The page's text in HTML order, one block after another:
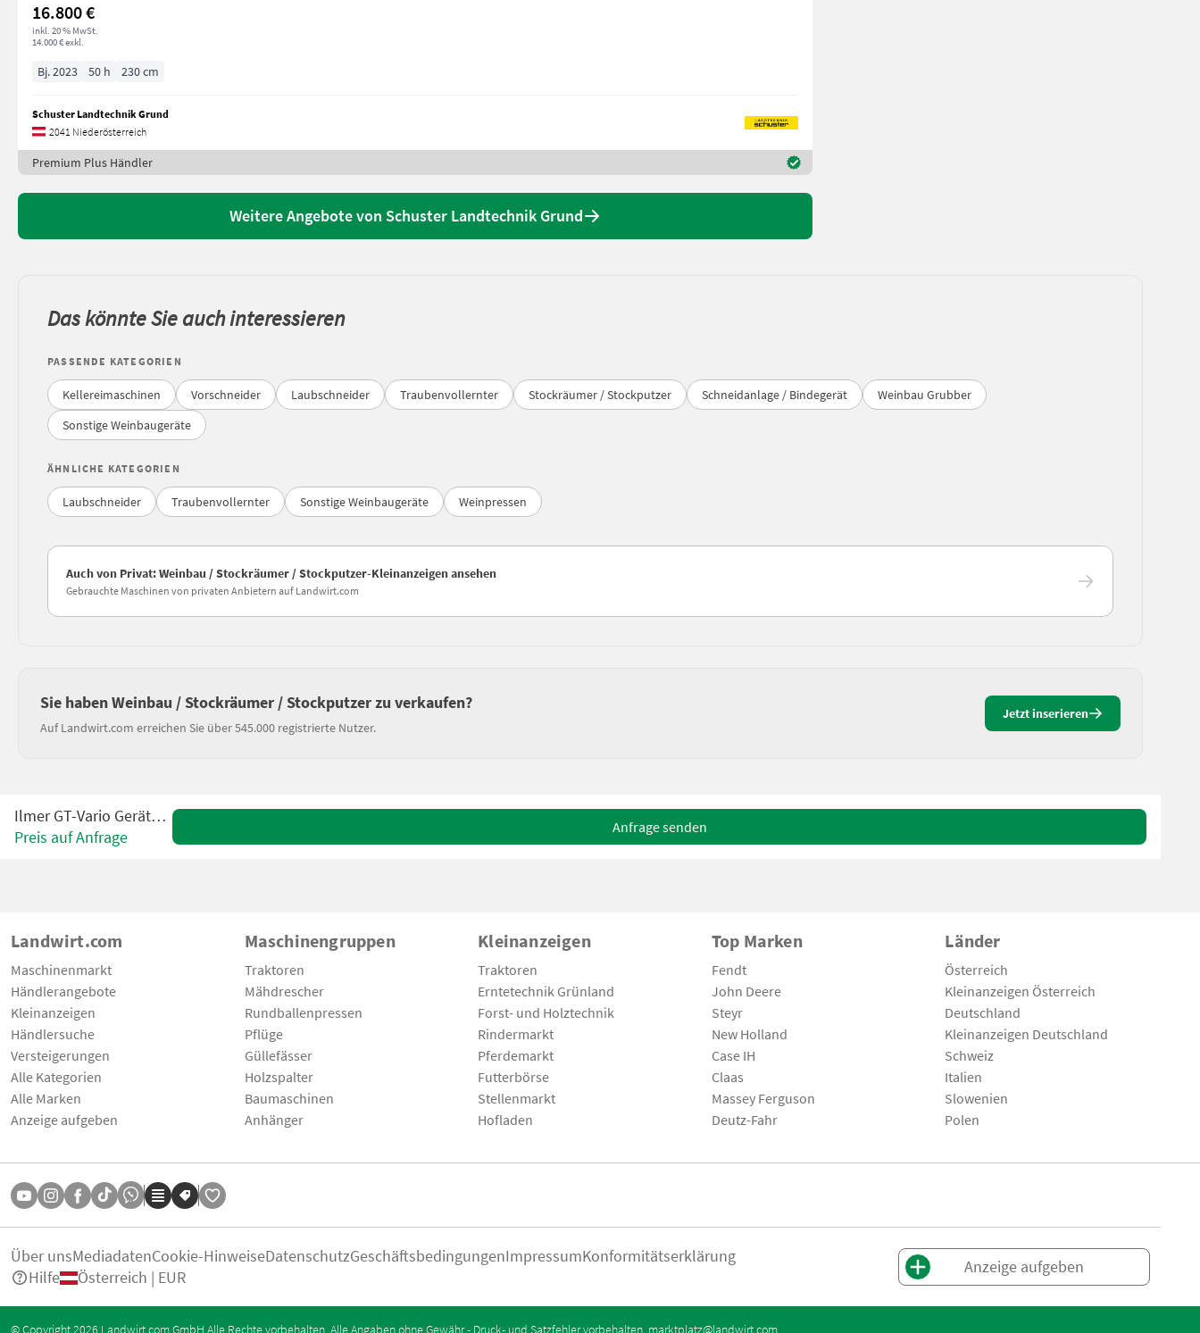
16.800 €
inkl. 20 % MwSt.
14.000 € exkl.
Bj. 2023 50 h 230 cm
Schuster Landtechnik Grund
2041 Niederösterreich
Premium Plus Händler
Weitere Angebote von Schuster Landtechnik Grund
Das könnte Sie auch interessieren
PASSENDE KATEGORIEN
Kellereimaschinen Vorschneider Laubschneider Traubenvollernter Stockräumer / Stockputzer Schneidanlage / Bindegerät
Weinbau Grubber
Sonstige Weinbaugeräte
ÄHNLICHE KATEGORIEN
Laubschneider Traubenvollernter Sonstige Weinbaugeräte Weinpressen
Auch von Privat: Weinbau / Stockräumer / Stockputzer-Kleinanzeigen ansehen
Gebrauchte Maschinen von privaten Anbietern auf Landwirt.com
Sie haben Weinbau / Stockräumer / Stockputzer zu verkaufen?
Auf Landwirt.com erreichen Sie über 545.000 registrierte Nutzer.
Jetzt inserieren
Ilmer GT-Vario Geräteträger
Preis auf Anfrage
Anfrage senden
Landwirt.com
Maschinenmarkt
Händlerangebote
Kleinanzeigen
Händlersuche
Versteigerungen
Alle Kategorien
Alle Marken
Anzeige aufgeben
Maschinengruppen
Traktoren
Mähdrescher
Rundballenpressen
Pflüge
Güllefässer
Holzspalter
Baumaschinen
Anhänger
Kleinanzeigen
Traktoren
Erntetechnik Grünland
Forst- und Holztechnik
Rindermarkt
Pferdemarkt
Futterbörse
Stellenmarkt
Hofladen
Top Marken
Fendt
John Deere
Steyr
New Holland
Case IH
Claas
Massey Ferguson
Deutz-Fahr
Länder
Österreich
Kleinanzeigen Österreich
Deutschland
Kleinanzeigen Deutschland
Schweiz
Italien
Slowenien
Polen
Über unsMediadatenCookie-HinweiseDatenschutzGeschäftsbedingungenImpressumKonformitätserklärung
Hilfe
Österreich | EUR
Anzeige aufgeben
© Copyright 2026 Landwirt.com GmbH Alle Rechte vorbehalten. Alle Angaben ohne Gewähr - Druck- und Satzfehler vorbehalten. marktplatz@landwirt.com